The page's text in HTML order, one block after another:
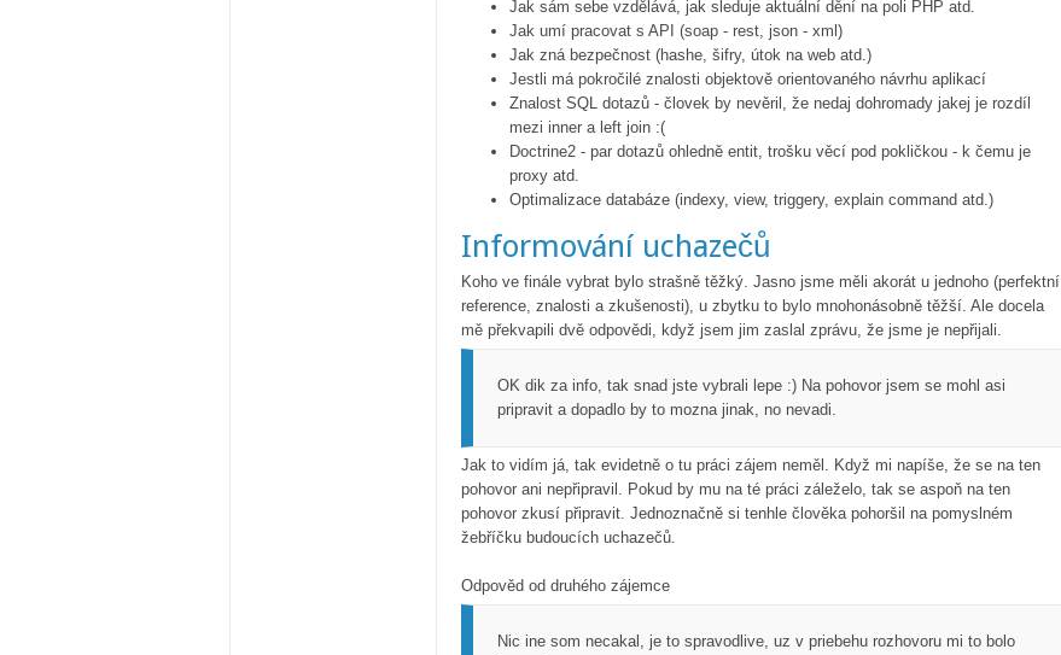
Jak sám sebe vzdělává, jak sleduje aktuální dění na poli PHP atd.
Jak umí pracovat s API (soap - rest, json - xml)
Jak zná bezpečnost (hashe, šifry, útok na web atd.)
Jestli má pokročilé znalosti objektově orientovaného návrhu aplikací
Znalost SQL dotazů - človek by nevěril, že nedaj dohromady jakej je rozdíl
mezi inner a left join :(
Doctrine2 - par dotazů ohledně entit, trošku věcí pod pokličkou - k čemu je
proxy atd.
Optimalizace databáze (indexy, view, triggery, explain command atd.)
Informování uchazečů
Koho ve finále vybrat bylo strašně těžký. Jasno jsme měli akorát u jednoho (perfektní
reference, znalosti a zkušenosti), u zbytku to bylo mnohonásobně těžší. Ale docela
mě překvapili dvě odpovědi, když jsem jim zaslal zprávu, že jsme je nepřijali.
OK dik za info, tak snad jste vybrali lepe :) Na pohovor jsem se mohl asi
pripravit a dopadlo by to mozna jinak, no nevadi.
Jak to vidím já, tak evidetně o tu práci zájem neměl. Když mi napíše, že se na ten
pohovor ani nepřipravil. Pokud by mu na té práci záleželo, tak se aspoň na ten
pohovor zkusí připravit. Jednoznačně si tenhle člověka pohoršil na pomyslném
žebříčku budoucích uchazečů.
Odpověd od druhého zájemce
Nic ine som necakal, je to spravodlive, uz v priebehu rozhovoru mi to bolo